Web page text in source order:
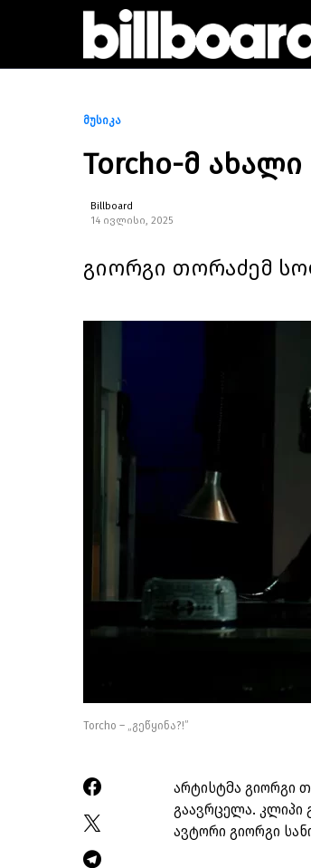
მუსიკა
Torcho-მ
Billboard
14 ივლისი, 2025
გიორგი თორაძემ
Torcho – „გეწყინა?!”
არტისტმა გიორგი
გაავრცელა. კლიპი
ავტორი გიორგი